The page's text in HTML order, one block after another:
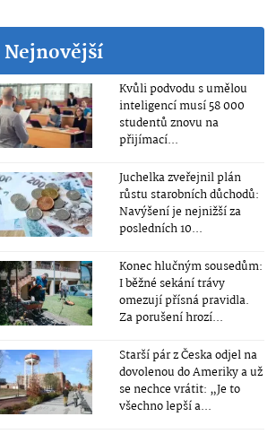
Nejnovější
Kvůli podvodu s umělou
inteligencí musí 58 000
studentů znovu na
přijímací...
Juchelka zveřejnil plán
růstu starobních důchodů:
Navýšení je nejnižší za
posledních 10...
Konec hlučným sousedům:
I běžné sekání trávy
omezují přísná pravidla.
Za porušení hrozí...
Starší pár z Česka odjel na
dovolenou do Ameriky a už
se nechce vrátit: „Je to
všechno lepší a...